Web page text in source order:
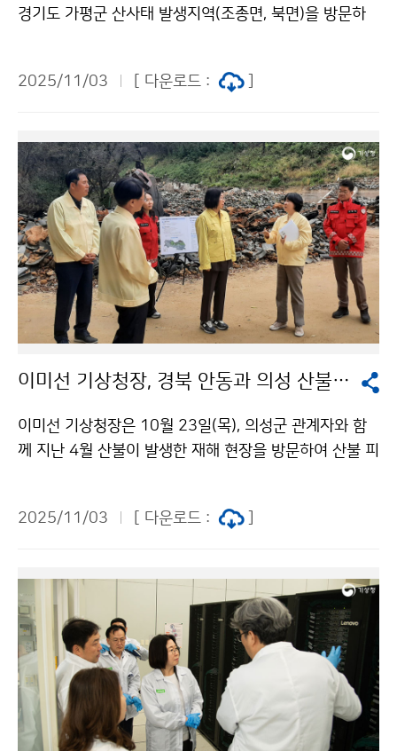
경기도 가평군 산사태 발생지역(조종면, 북면)을 방문하
2025/11/03
[ 다운로드 :
이미선 기상청장, 경북 안동과 의성 산불 재해 현장 방문
이미선 기상청장은 10월 23일(목), 의성군 관계자와 함
께 지난 4월 산불이 발생한 재해 현장을 방문하여 산불 피
상을 실시간으로 관측하고 있는 안동기상대 현장을 방문
생산을 위한 관측 환경을 점검하였다.
2025/11/03 [ 다운로드 :